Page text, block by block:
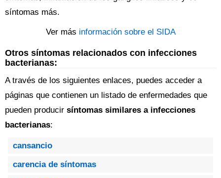
síntomas más.
Ver más información sobre el SIDA
Otros síntomas relacionados con infecciones
bacterianas:
A través de los siguientes enlaces, puedes acceder a
páginas que contienen un listado de enfermedades que
pueden producir síntomas similares a infecciones
bacterianas:
cansancio
carencia de síntomas